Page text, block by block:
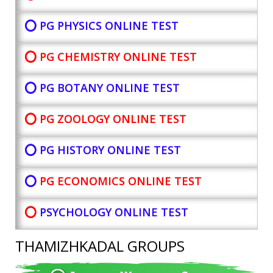
⭕ PG PHYSICS ONLINE TEST
⭕ PG CHEMISTRY ONLINE TEST
⭕ PG BOTANYONLINE TEST
⭕ PG ZOOLOGY ONLINE TEST
⭕ PG HISTORY ONLINE TEST
⭕ PG ECONOMICS ONLINE TEST
⭕ PSYCHOLOGY ONLINE TEST
THAMIZHKADAL GROUPS